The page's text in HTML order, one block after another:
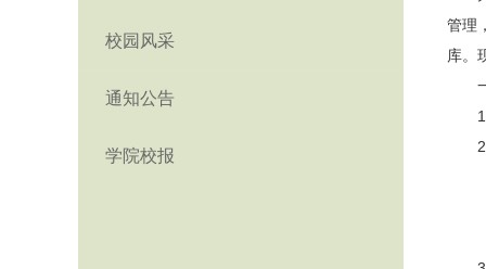
校园风采
通知公告
学院校报
管理
库。